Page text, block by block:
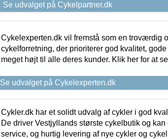
Se udvalget på Cykelpartner.dk
Cykelexperten.dk vil fremstå som en troværdig
cykelforretning, der prioriterer god kvalitet,
meget højt til alle deres kunder. Klik her for at
Se udvalget på Cykelexperten.dk
Cykler.dk har et solidt udvalg af cykler i god
De driver Vestjyllands største cykelbutik og kan
service, og hurtig levering af nye cykler og